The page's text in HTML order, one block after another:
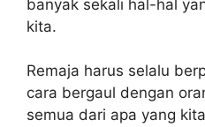
banyak sekali hal-hal
kita.
Remaja harus selalu
cara bergaul dengan
semua dari apa yang